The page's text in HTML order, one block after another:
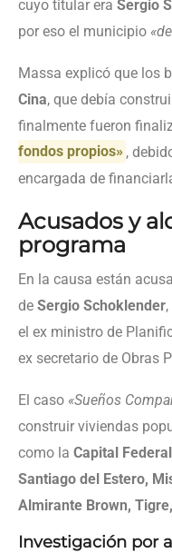
cuyo titular era Sergio
por eso el municipio
Massa explicó que los
Cina, que debía
finalmente fueron
fondos propios» ,
encargada de
Acusados y
programa
En la causa están
de Sergio Schoklender
el ex ministro de
ex secretario de Obras
El caso «Sueños
construir viviendas
como la Capital Federal
Santiago del Estero,
Almirante Brown,
Investigación por